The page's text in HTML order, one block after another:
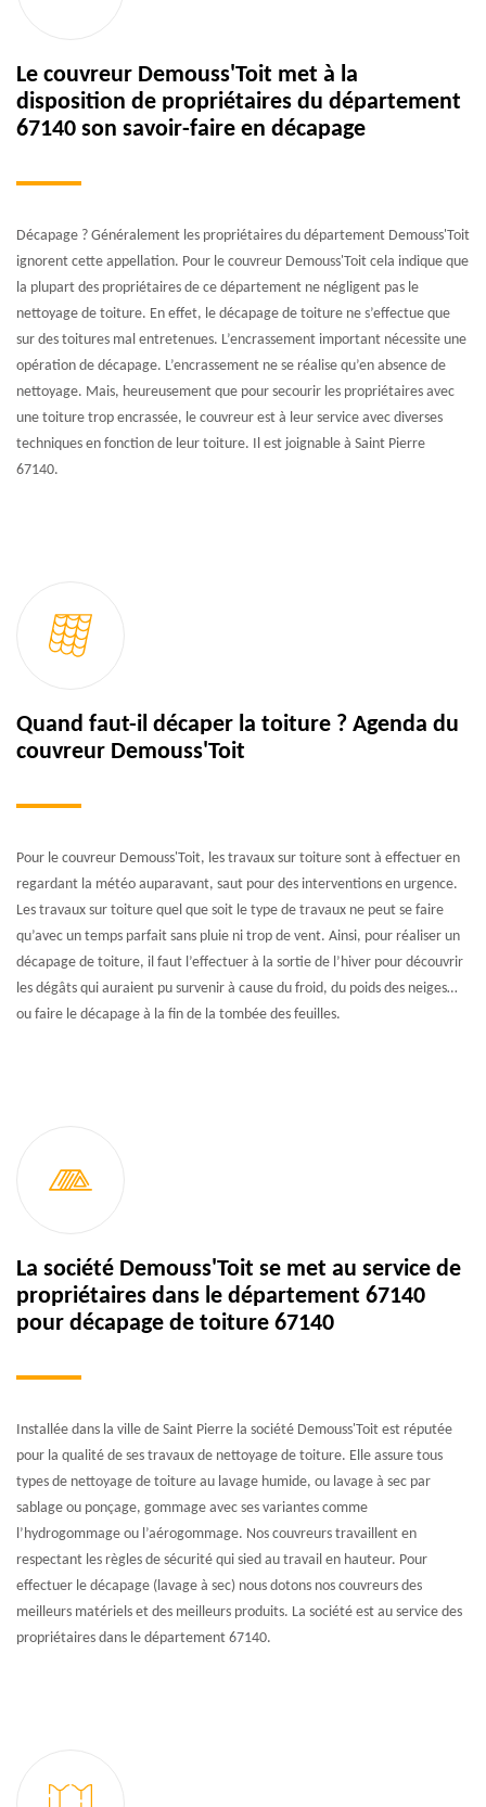
Le couvreur Demouss'Toit met à la
disposition de propriétaires du département
67140 son savoir-faire en décapage
Décapage ? Généralement les propriétaires du département Demouss'Toit
ignorent cette appellation. Pour le couvreur Demouss'Toit cela indique que
la plupart des propriétaires de ce département ne négligent pas le
nettoyage de toiture. En effet, le décapage de toiture ne s’effectue que
sur des toitures mal entretenues. L’encrassement important nécessite une
opération de décapage. L’encrassement ne se réalise qu’en absence de
nettoyage. Mais, heureusement que pour secourir les propriétaires avec
une toiture trop encrassée, le couvreur est à leur service avec diverses
techniques en fonction de leur toiture. Il est joignable à Saint Pierre
67140.
Quand faut-il décaper la toiture ? Agenda du
couvreur Demouss'Toit
Pour le couvreur Demouss'Toit, les travaux sur toiture sont à effectuer en
regardant la météo auparavant, saut pour des interventions en urgence.
Les travaux sur toiture quel que soit le type de travaux ne peut se faire
qu’avec un temps parfait sans pluie ni trop de vent. Ainsi, pour réaliser un
décapage de toiture, il faut l’effectuer à la sortie de l’hiver pour découvrir
les dégâts qui auraient pu survenir à cause du froid, du poids des neiges…
ou faire le décapage à la fin de la tombée des feuilles.
La société Demouss'Toit se met au service de
propriétaires dans le département 67140
pour décapage de toiture 67140
Installée dans la ville de Saint Pierre la société Demouss'Toit est réputée
pour la qualité de ses travaux de nettoyage de toiture. Elle assure tous
types de nettoyage de toiture au lavage humide, ou lavage à sec par
sablage ou ponçage, gommage avec ses variantes comme
l’hydrogommage ou l’aérogommage. Nos couvreurs travaillent en
respectant les règles de sécurité qui sied au travail en hauteur. Pour
effectuer le décapage (lavage à sec) nous dotons nos couvreurs des
meilleurs matériels et des meilleurs produits. La société est au service des
propriétaires dans le département 67140.